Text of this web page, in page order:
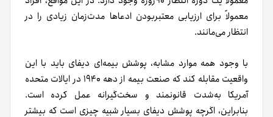
معمولاً برای ارزیابی معتبر‌بودن ادعاها مدت‌زمان زیادی را در
انتظار می‌مانند.
با وجود همه موارد مشابه، پوشش بیمه‌ای دیفای باید با این
واقعیت مقابله کند که صنعت بیمه از دهه ۱۹۴۰ در ایالات متحده
آمریکا به‌شدت قانونمند و سخت‌گیرانه عمل کرده است.
بنابراین، اگرچه پوشش دیفای بسیار شبیه چیزی است که بیشتر